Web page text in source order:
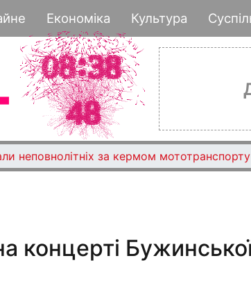
до
основного
Економіка Культура
неповнолітніх за кермом мототранспорту
концерті